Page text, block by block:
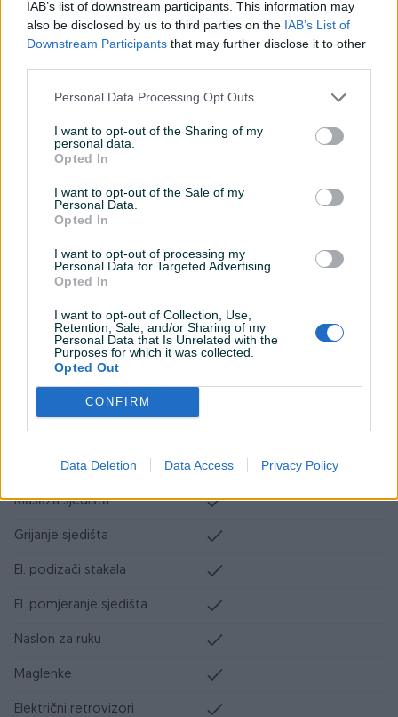
IAB’s list of downstream participants. This information may
also be disclosed by us to third parties on the IAB’s List of
Downstream Participants that may further disclose it to other
Personal Data Processing Opt Outs
I want to opt-out of the Sharing of my
personal data.
Opted In
I want to opt-out of the Sale of my
Personal Data.
Opted In
I want to opt-out of processing my
Personal Data for Targeted Advertising.
Opted In
I want to opt-out of Collection, Use,
Retention, Sale, and/or Sharing of my
Personal Data that Is Unrelated with the
Purposes for which it was collected.
Opted Out
CONFIRM
Data Deletion Data Access Privacy Policy
Komande na volanu
Head up display
USB port
Tempomat
Bluetooth
Senzor kiše
Park assist
Senzor auto. svjetla
Start-Stop sistem
Hill assist
Masaža sjedišta
Grijanje sjedišta
El. podizači stakala
El. pomjeranje sjedišta
Naslon za ruku
Maglenke
Električni retrovizori